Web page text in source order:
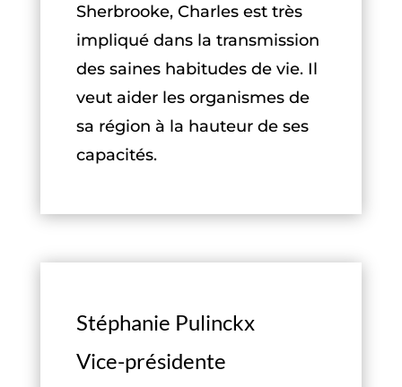
Sherbrooke, Charles est très
impliqué dans la transmission
des saines habitudes de vie. Il
veut aider les organismes de
sa région à la hauteur de ses
capacités.
Stéphanie Pulinckx
Vice-présidente